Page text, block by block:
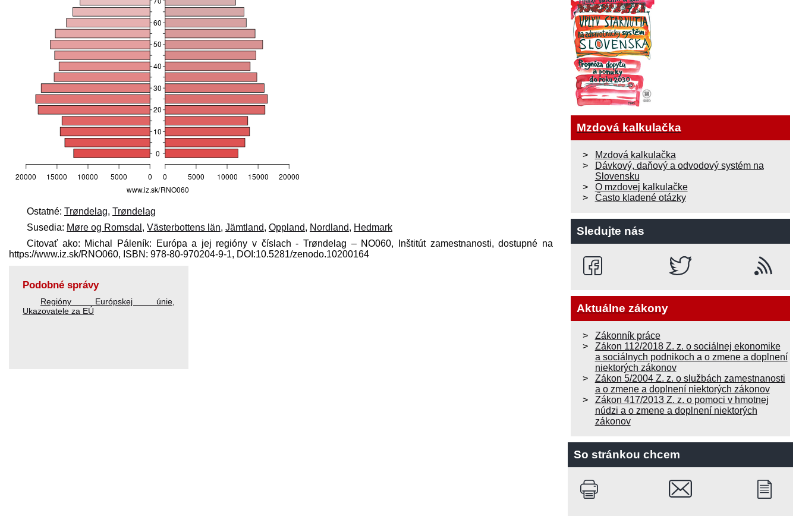
Ostatné: Trøndelag, Trøndelag
Susedia: Møre og Romsdal , Västerbottens län, Jämtland, Oppland, Nordland, Hedmark
Citovať ako: Michal Páleník: Európa a jej regióny v číslach - Trøndelag – NO060, Inštitút zamestnanosti, dostupné na
https://www.iz.sk/​RNO060, ISBN: 978-80-970204-9-1, DOI:10.5281/zenodo.10200164
Podobné správy
Regióny Európskej únie,
Ukazovatele za EÚ
Mzdová kalkulačka
Mzdová kalkulačka
Dávkový, daňový a odvodový systém na
Slovensku
O mzdovej kalkulačke
Často kladené otázky
Sledujte nás
Aktuálne zákony
Zákonník práce
Zákon 112/2018 Z. z. o sociálnej ekonomike
a sociálnych podnikoch a o zmene a doplnení
niektorých zákonov
Zákon 5/2004 Z. z. o službách zamestnanosti
a o zmene a doplnení niektorých zákonov
Zákon 417/2013 Z. z. o pomoci v hmotnej
núdzi a o zmene a doplnení niektorých
zákonov
So stránkou chcem